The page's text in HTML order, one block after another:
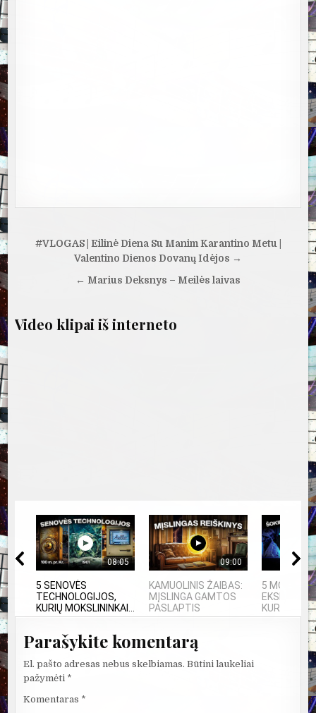
Navigacija
#VLOGAS | Eilinė Diena Su Manim Karantino Metu |
Valentino Dienos Dovanų Idėjos →
← Marius Deksnys – Meilės laivas
Video klipai iš interneto
08:05
5 SENOVĖS
TECHNOLOGIJOS,
KURIŲ MOKSLININKAI...
09:00
KAMUOLINIS ŽAIBAS:
MĮSLINGA GAMTOS
PASLAPTIS
5
KURIE
Parašykite komentarą
El. pašto adresas nebus skelbiamas. Būtini laukeliai
pažymėti *
Komentaras *